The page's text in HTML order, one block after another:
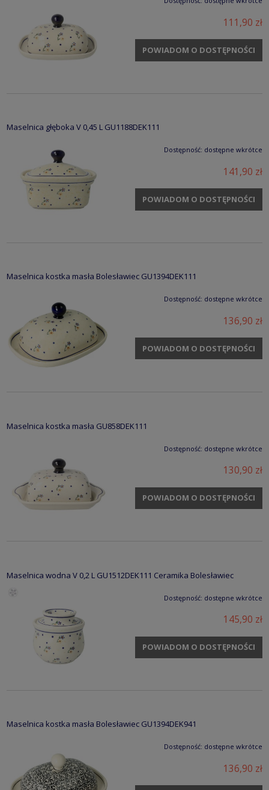
111,90 zł
POWIADOM O DOSTĘPNOŚCI
Maselnica głęboka V 0,45 L GU1188DEK111
Dostępność: dostępne wkrótce
141,90 zł
POWIADOM O DOSTĘPNOŚCI
Maselnica kostka masła Bolesławiec GU1394DEK111
Dostępność: dostępne wkrótce
136,90 zł
POWIADOM O DOSTĘPNOŚCI
Maselnica kostka masła GU858DEK111
Dostępność: dostępne wkrótce
130,90 zł
POWIADOM O DOSTĘPNOŚCI
Maselnica wodna V 0,2 L GU1512DEK111 Ceramika Bolesławiec
Dostępność: dostępne wkrótce
145,90 zł
POWIADOM O DOSTĘPNOŚCI
Maselnica kostka masła Bolesławiec GU1394DEK941
Dostępność: dostępne wkrótce
136,90 zł